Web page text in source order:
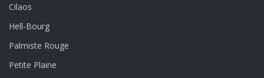
Cilaos
Hell-Bourg
Palmiste Rouge
Petite Plaine